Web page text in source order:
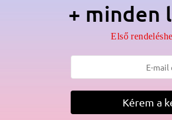
+ minden
Első
Kérem a